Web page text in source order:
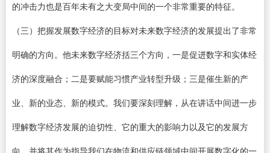
的冲击力也是百年未有之大变局中间的一个非常重要的特征。
（三）把握发展数字经济的目标对未来数字经济的发展提出了非常
明确的方向。他未来数字经济括三个方向，一是促进数字和实体经
济的深度融合；二是要赋能习惯产业转型升级；三是催生新的产
业、新的业态、新的模式。我们要深刻理解，从在讲话中间进一步
理解数字经济发展的迫切性、它的重大的影响力以及它的发展方
向，并将其作为指导我们在物流和供应链领域中间开展数字化的一